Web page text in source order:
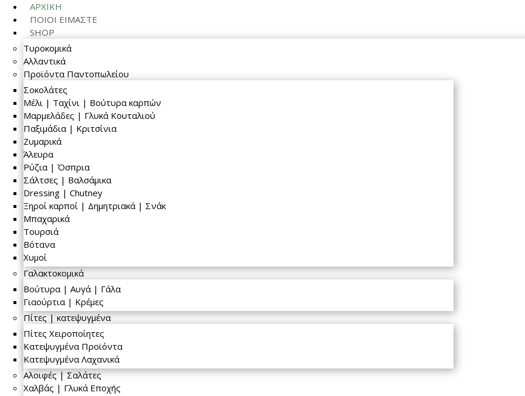
ΑΡΧΙΚΗ
ΠΟΙΟΙ ΕΙΜΑΣΤΕ
SHOP
Τυροκομικά
Αλλαντικά
Προϊόντα Παντοπωλείου
Σοκολάτες
Μέλι | Ταχίνι | Βούτυρα καρπών
Μαρμελάδες | Γλυκά Κουταλιού
Παξιμάδια | Κριτσίνια
Ζυμαρικά
Άλευρα
Ρύζια | Όσπρια
Σάλτσες | Βαλσάμικα
Dressing | Chutney
Ξηροί καρποί | Δημητριακά | Σνάκ
Μπαχαρικά
Τουρσιά
Βότανα
Χυμοί
Γαλακτοκομικά
Βούτυρα | Αυγά | Γάλα
Γιαούρτια | Κρέμες
Πίτες | κατεψυγμένα
Πίτες Χειροποίητες
Κατεψυγμένα Προϊόντα
Κατεψυγμένα Λαχανικά
Αλοιφές | Σαλάτες
Χαλβάς | Γλυκά Εποχής